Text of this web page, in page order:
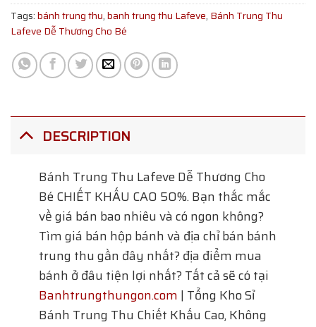
Tags:bánh trung thu,banh trung thu Lafeve, Bánh Trung Thu
Lafeve Dễ Thương Cho Bé
DESCRIPTION
Bánh Trung Thu Lafeve Dễ Thương Cho
Bé CHIẾT KHẤU CAO 50%. Bạn thắc mắc
về giá bán bao nhiêu và có ngon không?
Tìm giá bán hộp bánh và địa chỉ bán bánh
trung thu gần đây nhất? địa điểm mua
bánh ở đâu tiện lợi nhất? Tất cả sẽ có tại
Banhtrungthungon.com | Tổng Kho Sỉ
Bánh Trung Thu Chiết Khấu Cao, Không